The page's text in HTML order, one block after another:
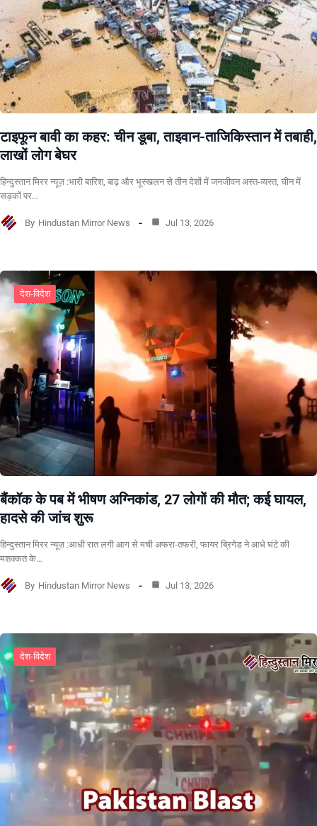
टाइफून बावी का कहर: चीन डूबा, ताइवान-ताजिकिस्तान में तबाही,
लाखों लोग बेघर
हिन्दुस्तान मिरर न्यूज़ :भारी बारिश, बाढ़ और भूस्खलन से तीन देशों में जनजीवन अस्त-व्यस्त, चीन में
सड़कों पर…
By Hindustan Mirror News Jul 13, 2026
देश-विदेश
बैंकॉक के पब में भीषण अग्निकांड, 27 लोगों की मौत; कई घायल,
हादसे की जांच शुरू
हिन्दुस्तान मिरर न्यूज़ :आधी रात लगी आग से मची अफरा-तफरी, फायर ब्रिगेड ने आधे घंटे की
मशक्कत के…
By Hindustan Mirror News Jul 13, 2026
देश-विदेश